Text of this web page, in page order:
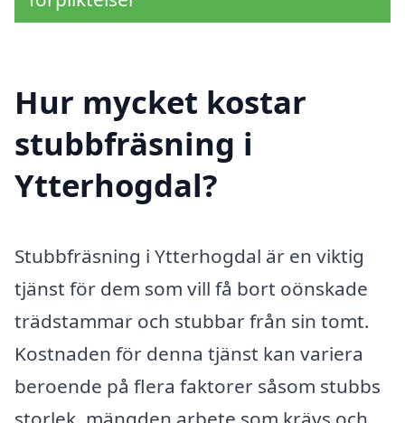
Hur mycket kostar
stubbfräsning i
Ytterhogdal?
Stubbfräsning i Ytterhogdal är en viktig
tjänst för dem som vill få bort oönskade
trädstammar och stubbar från sin tomt.
Kostnaden för denna tjänst kan variera
beroende på flera faktorer såsom stubbs